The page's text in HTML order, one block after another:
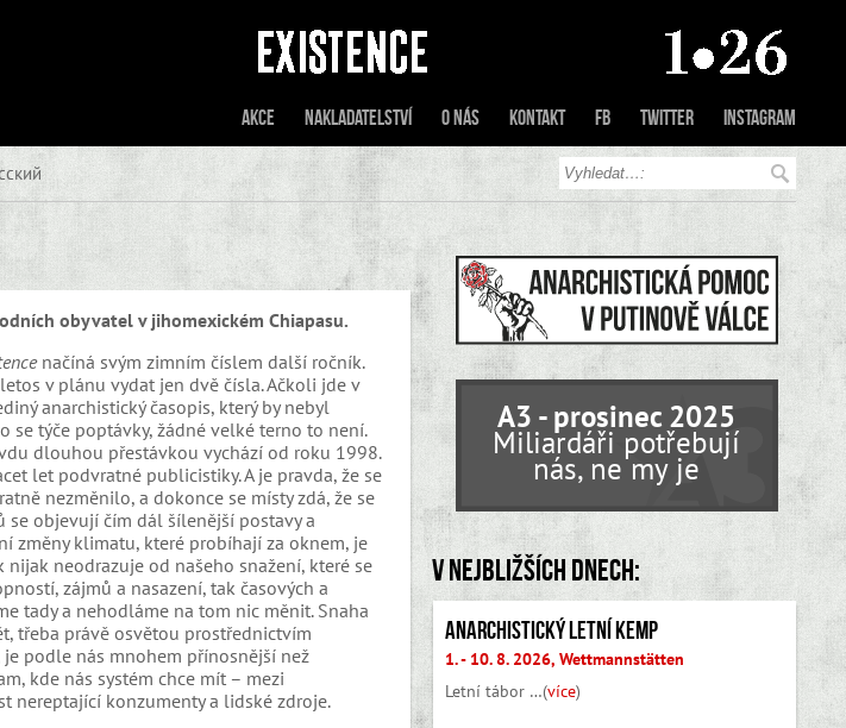
Akce Nakladatelství O nás Kontakt FB Twitter Instagram
obyvatel v jihomexickém Chiapasu.
načíná svým zimním číslem další ročník.
v plánu vydat jen dvě čísla. Ačkoli jde v
anarchistický časopis, který by nebyl
se týče poptávky, žádné velké terno to není.
dlouhou přestávkou vychází od roku 1998.
let podvratné publicistiky. A je pravda, že se
nezměnilo, a dokonce se místy zdá, že se
se objevují čím dál šílenější postavy a
změny klimatu, které probíhají za oknem, je
nijak neodrazuje od našeho snažení, které se
zájmů a nasazení, tak časových a
tady a nehodláme na tom nic měnit. Snaha
třeba právě osvětou prostřednictvím
podle nás mnohem přínosnější než
kde nás systém chce mít – mezi
nereptající konzumenty a lidské zdroje.
A3 - prosinec 2025
Miliardáři potřebují
nás, ne my je
V nejbližších dnech:
Anarchistický letní kemp
1. - 10. 8. 2026, Wettmannstätten
Letní tábor …(více)